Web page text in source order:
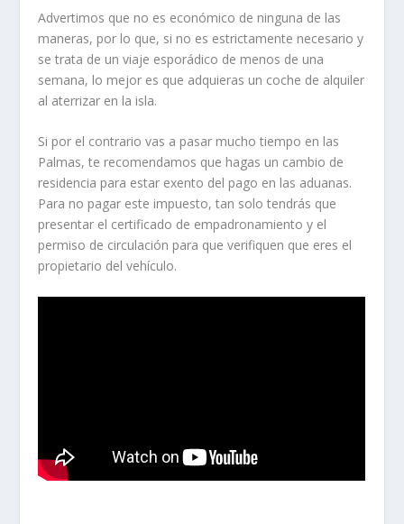
Advertimos que no es económico de ninguna de las
maneras, por lo que, si no es estrictamente necesario y
se trata de un viaje esporádico de menos de una
semana, lo mejor es que adquieras un coche de alquiler
al aterrizar en la isla.
Si por el contrario vas a pasar mucho tiempo en las
Palmas, te recomendamos que hagas un cambio de
residencia para estar exento del pago en las aduanas.
Para no pagar este impuesto, tan solo tendrás que
presentar el certificado de empadronamiento y el
permiso de circulación para que verifiquen que eres el
propietario del vehículo.